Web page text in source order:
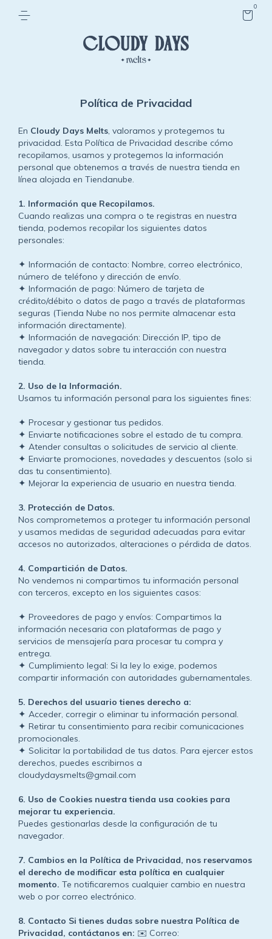
0
Política de Privacidad
En Cloudy Days Melts, valoramos y protegemos tu
privacidad. Esta Política de Privacidad describe cómo
recopilamos, usamos y protegemos la información
personal que obtenemos a través de nuestra tienda en
línea alojada en Tiendanube.
1.⁠ ⁠Información que Recopilamos.
Cuando realizas una compra o te registras en nuestra
tienda, podemos recopilar los siguientes datos
personales:
✦ Información de contacto: Nombre, correo electrónico,
número de teléfono y dirección de envío.
✦ Información de pago: Número de tarjeta de
crédito/débito o datos de pago a través de plataformas
seguras (Tienda Nube no nos permite almacenar esta
información directamente).
✦ Información de navegación: Dirección IP, tipo de
navegador y datos sobre tu interacción con nuestra
tienda.
2.⁠ ⁠Uso de la Información.
Usamos tu información personal para los siguientes fines:
✦ Procesar y gestionar tus pedidos.
✦ Enviarte notificaciones sobre el estado de tu compra.
✦ Atender consultas o solicitudes de servicio al cliente.
✦ Enviarte promociones, novedades y descuentos (solo si
das tu consentimiento).
✦ Mejorar la experiencia de usuario en nuestra tienda.
3.⁠ ⁠Protección de Datos.
Nos comprometemos a proteger tu información personal
y usamos medidas de seguridad adecuadas para evitar
accesos no autorizados, alteraciones o pérdida de datos.
4.⁠ ⁠Compartición de Datos.
No vendemos ni compartimos tu información personal
con terceros, excepto en los siguientes casos:
✦ Proveedores de pago y envíos: Compartimos la
información necesaria con plataformas de pago y
servicios de mensajería para procesar tu compra y
entrega.
✦ Cumplimiento legal: Si la ley lo exige, podemos
compartir información con autoridades gubernamentales.
5.⁠ ⁠Derechos del usuario tienes derecho a:
✦ Acceder, corregir o eliminar tu información personal.
✦ Retirar tu consentimiento para recibir comunicaciones
promocionales.
✦ Solicitar la portabilidad de tus datos. Para ejercer estos
derechos, puedes escribirnos a
cloudydaysmelts@gmail.com
6.⁠ ⁠Uso de Cookies nuestra tienda usa cookies para
mejorar tu experiencia.
Puedes gestionarlas desde la configuración de tu
navegador.
7.⁠ ⁠Cambios en la Política de Privacidad, nos reservamos
el derecho de modificar esta política en cualquier
momento. Te notificaremos cualquier cambio en nuestra
web o por correo electrónico.
8.⁠ ⁠Contacto Si tienes dudas sobre nuestra Política de
Privacidad, contáctanos en: ✉️ Correo: